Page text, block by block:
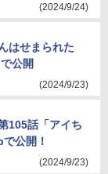
(2024/9/24)
はせまられた
公開
(2024/9/23)
105話「アイち
公開！
(2024/9/23)